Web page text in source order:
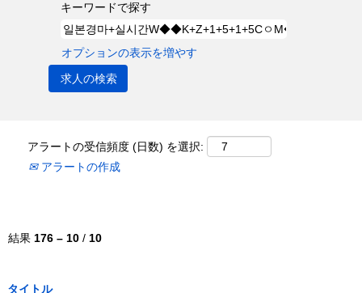
キーワードで探す
オプションの表示を増やす
アラートの受信頻度 (日数) を選択:
アラートの作成
結果 176 – 10 / 10
タイトル